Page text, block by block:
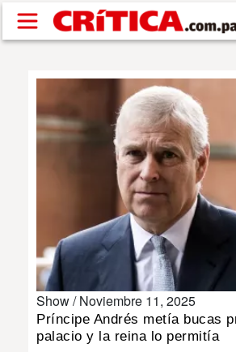
Pasar al contenido principal
SUCESOS
SHOW
DEPORTES
MUNDO
Show /Noviembre 11, 2025
Príncipe Andrés metía bucas
palacio y la reina lo permitía